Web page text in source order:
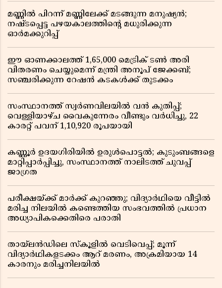
മണ്ണിൽ പിറന്ന് മണ്ണിലേക്ക് മടങ്ങുന്ന മനുഷ്യൻ;
നഷ്ടപ്പെട്ട പഴയകാലത്തിൻ്റെ മധുരിക്കുന്ന
ഓർമക്കുറിപ്പ്
ഈ ഓണക്കാലത്ത് 1,65,000 മെട്രിക് ടൺ അരി
വിതരണം ചെയ്യുമെന്ന് മന്ത്രി അനൂപ് ജേക്കബ്;
സഞ്ചരിക്കുന്ന റേഷൻ കടകൾക്ക് തുടക്കം
സംസ്ഥാനത്ത് സ്വർണവിലയിൽ വൻ കുതിപ്പ്;
വെള്ളിയാഴ്ച വൈകുന്നേരം വീണ്ടും വർധിച്ചു, 22
കാരറ്റ് പവന് 1,10,920 രൂപയായി
കണ്ണൂർ ഉദയഗിരിയിൽ ഉരുൾപൊട്ടൽ; കുടുംബങ്ങളെ
മാറ്റിപ്പാർപ്പിച്ചു, സംസ്ഥാനത്ത് നാലിടത്ത് ചുവപ്പ്
ജാഗ്രത
പരീക്ഷയ്ക്ക് മാർക്ക് കുറഞ്ഞു; വിദ്യാർഥിയെ വീട്ടിൽ
മരിച്ച നിലയിൽ കണ്ടെത്തിയ സംഭവത്തിൽ പ്രധാന
അധ്യാപികക്കെതിരെ പരാതി
തായ്‌ലൻഡിലെ സ്‌കൂളിൽ വെടിവെപ്പ്; മൂന്ന്
വിദ്യാർഥികളടക്കം ആറ് മരണം, അക്രമിയായ 14
കാരനും മരിച്ചനിലയിൽ